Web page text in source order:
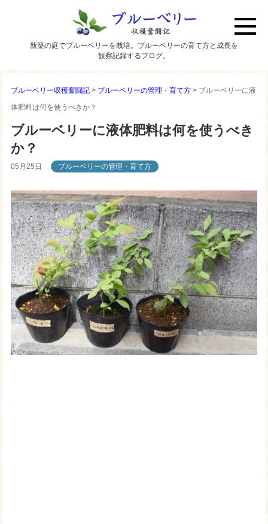
新築の庭でブルーベリーを栽培。ブルーベリーの育て方と成長を
観察記録するブログ。
ブルーベリー収穫奮闘記> ブルーベリーの管理・育て方> ブルーベリーに液
体肥料は何を使うべきか？
ブルーベリーに液体肥料は何を使うべき
か？
05月25日 ブルーベリーの管理・育て方